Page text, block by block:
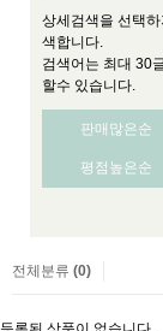
상세검색을 선택
색합니다.
검색어는 최대 30
할수 있습니다.
판매많은순
평점높은순
전체분류 (0)